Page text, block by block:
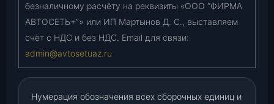
безналичному расчёту на реквизиты «ООО “ФИРМА
АВТОСЕТЬ+”» или ИП Мартынов Д. С., выставляем
счёт с НДС и без НДС. Email для связи:
admin@avtosetuaz.ru
Нумерация обозначения всех сборочных единиц и